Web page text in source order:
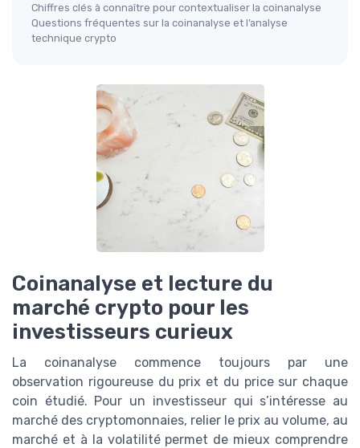
Chiffres clés à connaître pour contextualiser la coinanalyse
Questions fréquentes sur la coinanalyse et l’analyse
technique crypto
Coinanalyse et lecture du
marché crypto pour les
investisseurs curieux
La coinanalyse commence toujours par une
observation rigoureuse du prix et du price sur chaque
coin étudié. Pour un investisseur qui s’intéresse au
marché des cryptomonnaies, relier le prix au volume, au
marché et à la volatilité permet de mieux comprendre